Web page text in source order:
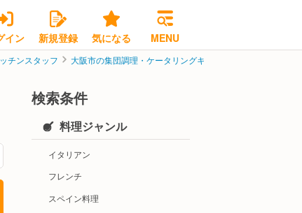
イン 新規登録 気になる MENU
チンスタッフ 大阪市の集団調理・ケータリングキッチンスタッフ
検索条件
料理ジャンル
イタリアン
フレンチ
スペイン料理